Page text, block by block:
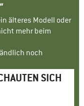
älteres Modell oder
mehr beim
noch
SICH